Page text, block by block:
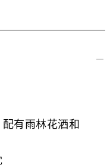
有雨林花洒和